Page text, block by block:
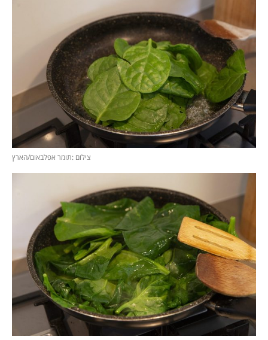
צילום :תומר אפלבאום/הארץ